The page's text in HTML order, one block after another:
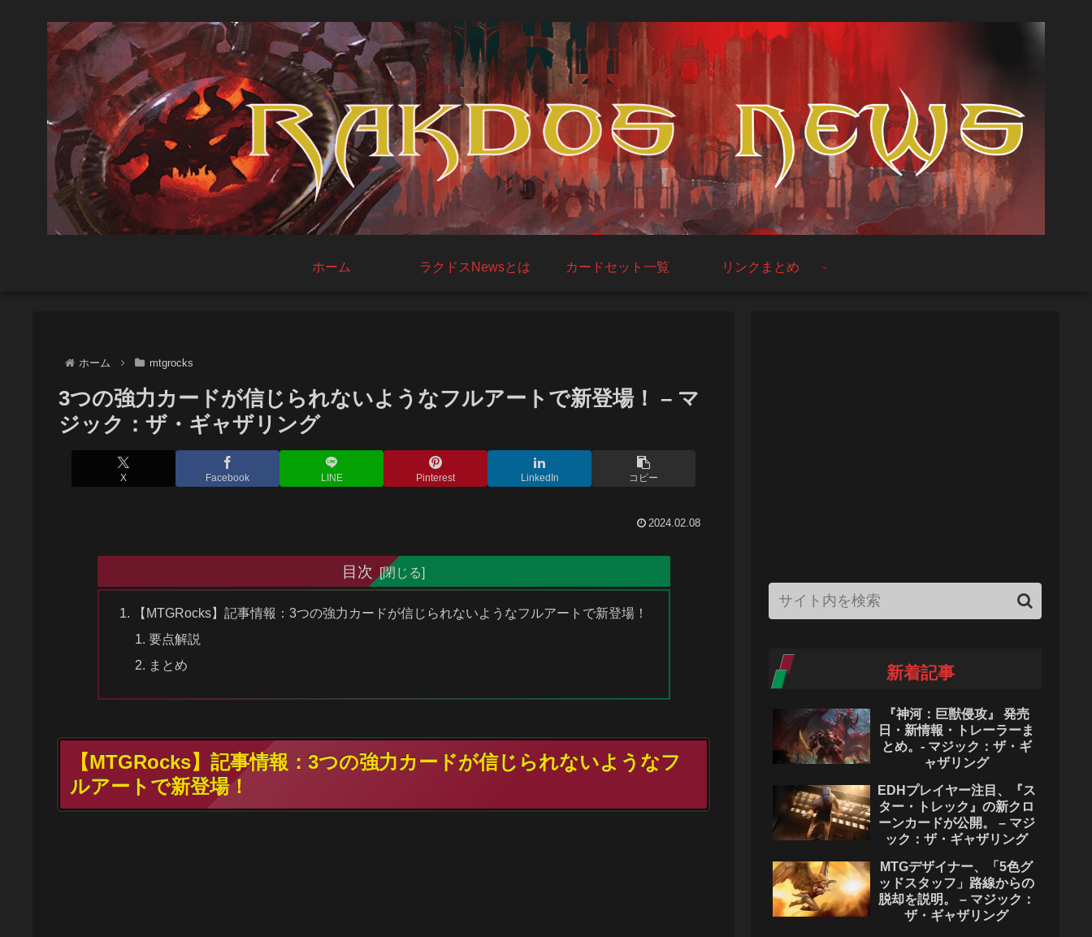
ホーム ラクドスNewsとは カードセット一覧 リンクまとめ
ホーム mtgrocks
3つの強力カードが信じられないようなフルアートで新登場！ – マ
ジック：ザ・ギャザリング
X Facebook LINE Pinterest LinkedIn コピー
2024.02.08
目次
【MTGRocks】記事情報：3つの強力カードが信じられないようなフルアートで新登場！
要点解説
まとめ
【MTGRocks】記事情報：3つの強力カードが信じられないようなフ
ルアートで新登場！
新着記事
『神河：巨獣侵攻』 発売
日・新情報・トレーラーま
とめ。- マジック：ザ・ギ
ャザリング
EDHプレイヤー注目、『ス
ター・トレック』の新クロ
ーンカードが公開。 – マジ
ック：ザ・ギャザリング
MTGデザイナー、「5色グ
ッドスタッフ」路線からの
脱却を説明。 – マジック：
ザ・ギャザリング